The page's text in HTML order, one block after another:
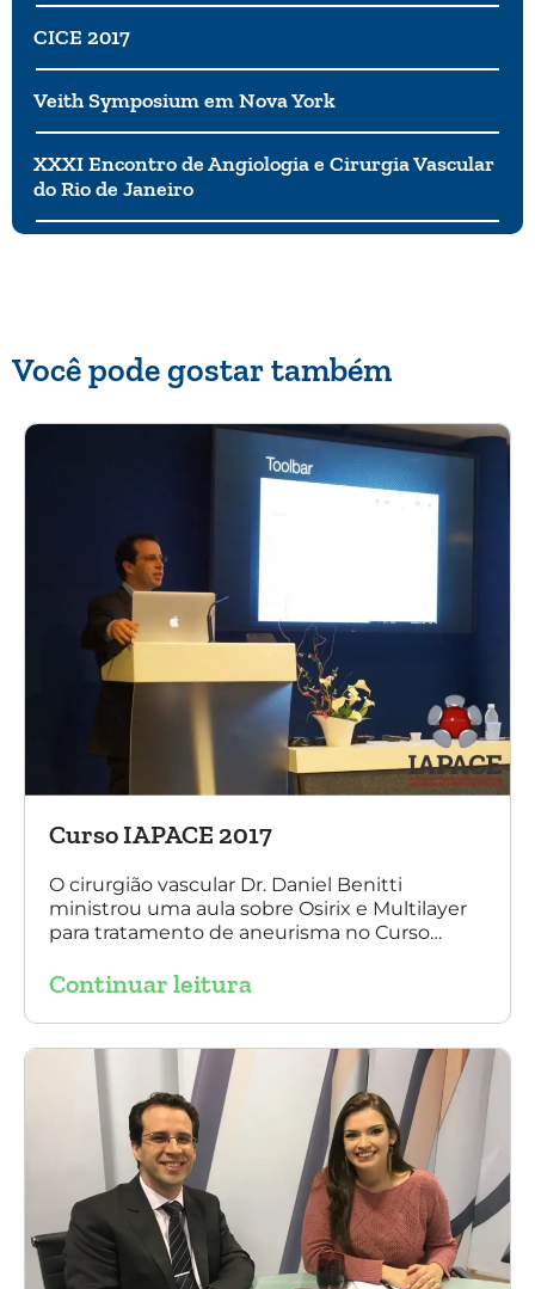
CICE 2017
Veith Symposium em Nova York
XXXI Encontro de Angiologia e Cirurgia Vascular
do Rio de Janeiro
Você pode gostar também
Curso IAPACE 2017
O cirurgião vascular Dr. Daniel Benitti
ministrou uma aula sobre Osirix e Multilayer
para tratamento de aneurisma no Curso
2017). Agradecemos a todos os participantes
Sergio Belczak pelo convite!
Continuar leitura